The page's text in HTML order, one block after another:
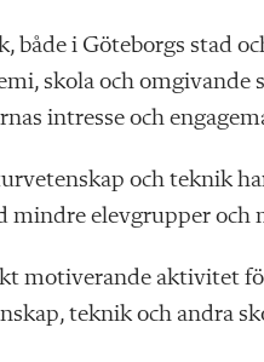
både i Göteborgs stad
skola och omgivande
intresse och
och teknik
mindre elevgrupper
motiverande aktivitet
teknik och andra